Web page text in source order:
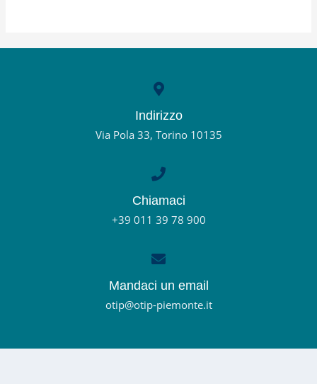
Indirizzo
Via Pola 33, Torino 10135
Chiamaci
+39 011 39 78 900
Mandaci un email
otip@otip-piemonte.it